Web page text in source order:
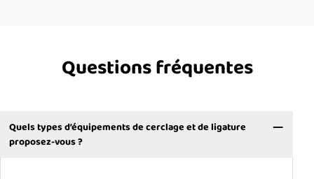
Questions fréquentes
Quels types d’équipements de cerclage et de ligature
proposez-vous ?